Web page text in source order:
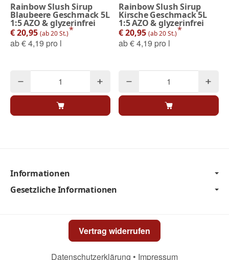
Rainbow Slush Sirup
Blaubeere Geschmack 5L
1:5 AZO & glyzerinfrei
€ 20,95 (ab 20 St.)*
ab€ 4,19 pro l
Rainbow Slush Sirup
Kirsche Geschmack 5L
1:5 AZO & glyzerinfrei
€ 20,95 (ab 20 St.)*
ab€ 4,19 pro l
Informationen
Gesetzliche Informationen
Vertrag widerrufen
Datenschutzerklärung • Impressum